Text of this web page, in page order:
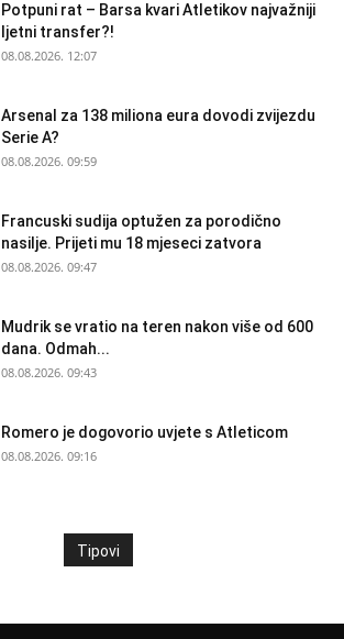
Potpuni rat – Barsa kvari Atletikov najvažniji
ljetni transfer?!
08.08.2026. 12:07
Arsenal za 138 miliona eura dovodi zvijezdu
Serie A?
08.08.2026. 09:59
Francuski sudija optužen za porodično
nasilje. Prijeti mu 18 mjeseci zatvora
08.08.2026. 09:47
Mudrik se vratio na teren nakon više od 600
dana. Odmah...
08.08.2026. 09:43
Romero je dogovorio uvjete s Atleticom
08.08.2026. 09:16
Tipovi